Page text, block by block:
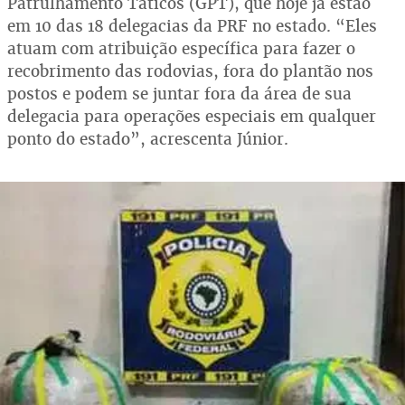
em 10 das 18 delegacias da PRF no estado. “Eles
atuam com atribuição específica para fazer o
recobrimento das rodovias, fora do plantão nos
postos e podem se juntar fora da área de sua
delegacia para operações especiais em qualquer
ponto do estado”, acrescenta Júnior.